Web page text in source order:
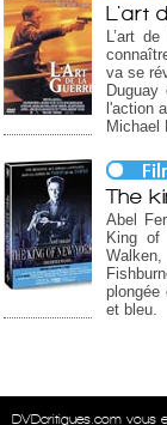
L'art
L’art
va se
l'action
Michael
The
Abel
King of
et bleu.
DVDcritiques.com vous